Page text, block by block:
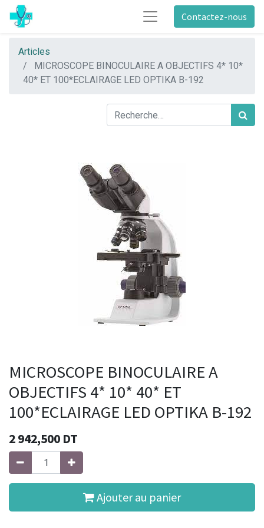
Contactez-nous
Articles
MICROSCOPE BINOCULAIRE A OBJECTIFS 4* 10*
40* ET 100*ECLAIRAGE LED OPTIKA B-192
MICROSCOPE BINOCULAIRE A
OBJECTIFS 4* 10* 40* ET
100*ECLAIRAGE LED OPTIKA B-192
2 942,500 DT
Ajouter au panier